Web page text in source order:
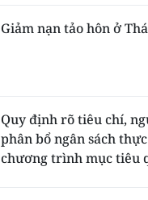
Giảm nạn tảo hôn ở
Quy định rõ tiêu chí,
phân bổ ngân sách
chương trình mục tiêu